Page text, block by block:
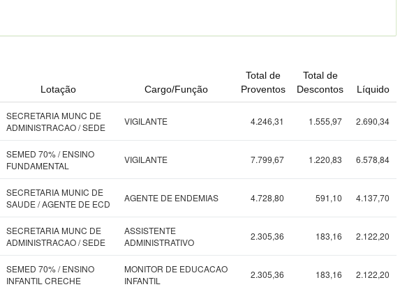
Lotação Cargo/Função
Total de
Proventos
Total de
Descontos
Líquido
SECRETARIA MUNC DE
ADMINISTRACAO / SEDE
VIGILANTE 4.246,31 1.555,97 2.690,34
SEMED 70% / ENSINO
FUNDAMENTAL
VIGILANTE 7.799,67 1.220,83 6.578,84
SECRETARIA MUNIC DE
SAUDE / AGENTE DE ECD
AGENTE DE ENDEMIAS 4.728,80 591,10 4.137,70
SECRETARIA MUNC DE
ADMINISTRACAO / SEDE
ASSISTENTE
ADMINISTRATIVO
2.305,36 183,16 2.122,20
SEMED 70% / ENSINO
INFANTIL CRECHE
MONITOR DE EDUCACAO
INFANTIL
2.305,36 183,16 2.122,20